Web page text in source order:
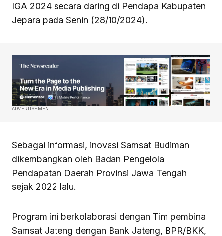
IGA 2024 secara daring di Pendapa Kabupaten
Jepara pada Senin (28/10/2024).
ADVERTISEMENT
Sebagai informasi, inovasi Samsat Budiman
dikembangkan oleh Badan Pengelola
Pendapatan Daerah Provinsi Jawa Tengah
sejak 2022 lalu.
Program ini berkolaborasi dengan Tim pembina
Samsat Jateng dengan Bank Jateng, BPR/BKK,